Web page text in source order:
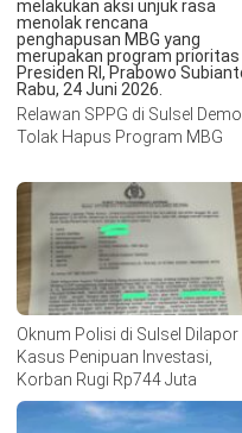
Relawan SPPG di Sulsel Demo
Tolak Hapus Program MBG
Oknum Polisi di Sulsel Dilapor
Kasus Penipuan Investasi,
Korban Rugi Rp744 Juta